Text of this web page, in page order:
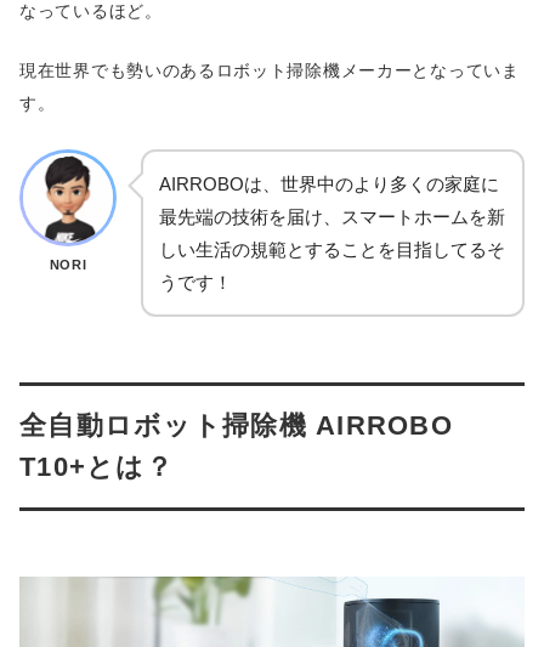
なっているほど。
現在世界でも勢いのあるロボット掃除機メーカーとなっていま
す。
NORI
AIRROBOは、世界中のより多くの家庭に
最先端の技術を届け、スマートホームを新
しい生活の規範とすることを目指してるそ
うです！
全自動ロボット掃除機 AIRROBO
T10+とは？